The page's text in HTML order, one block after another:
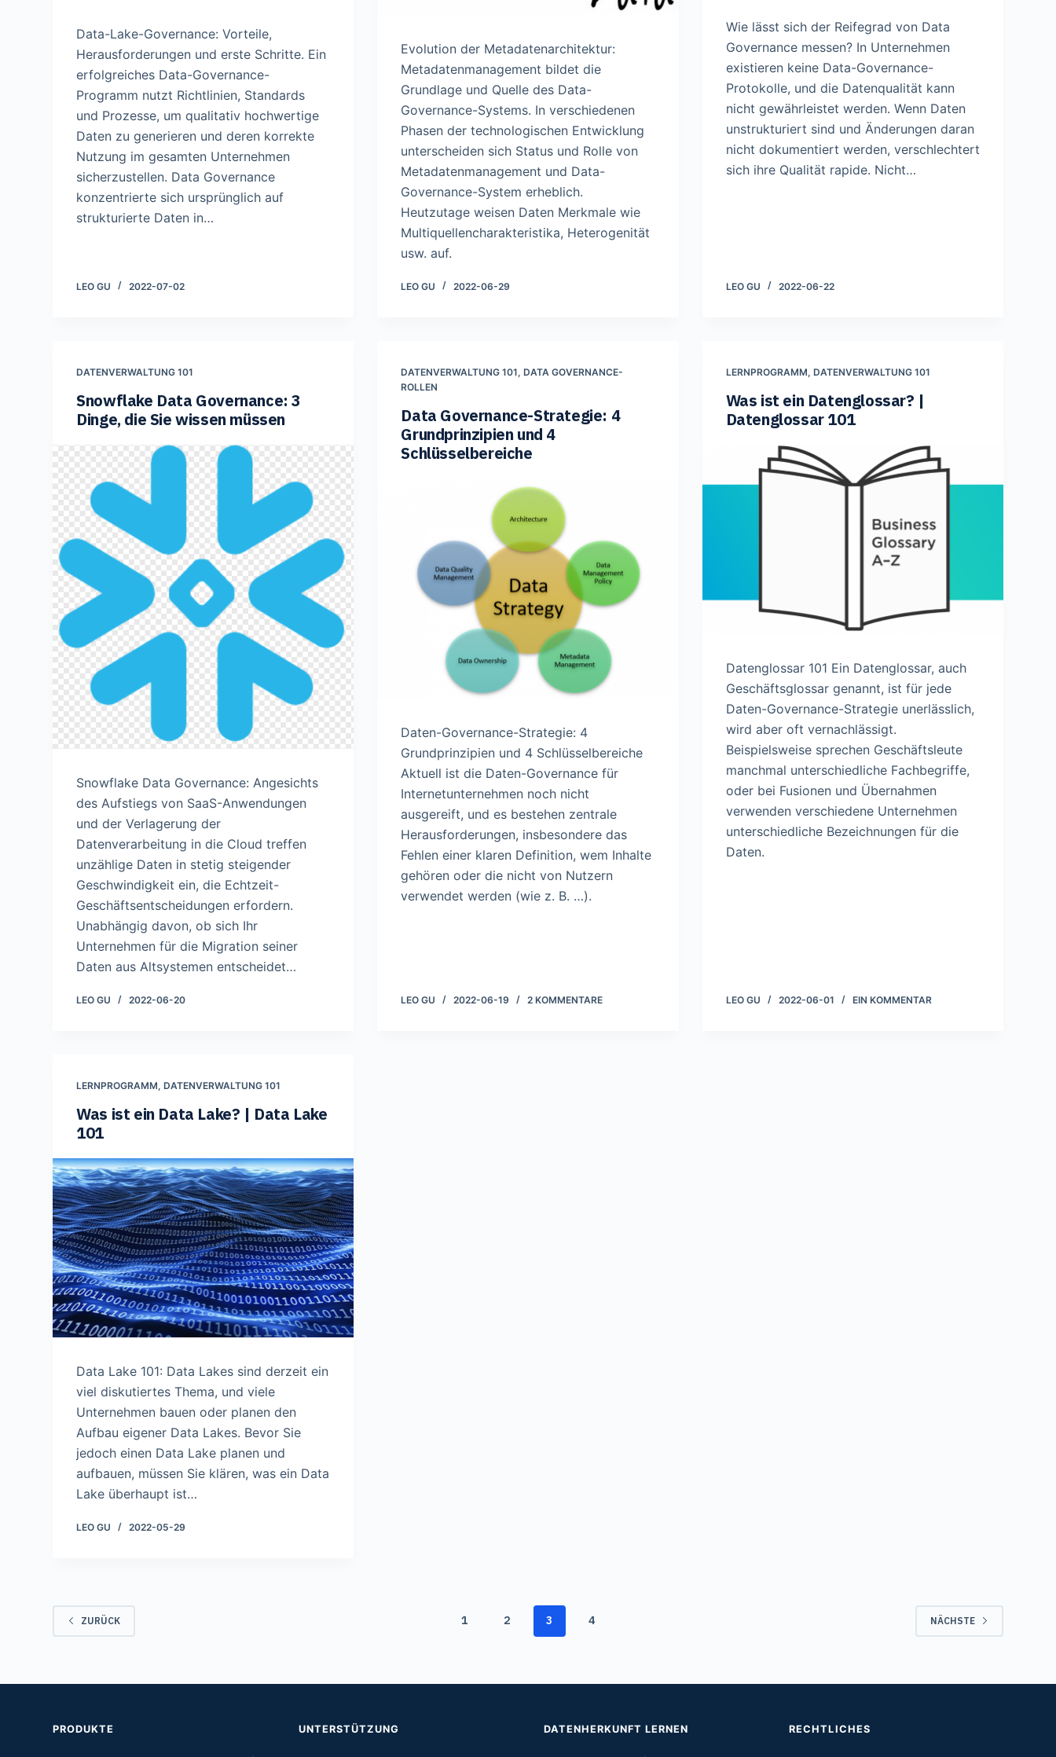
Data-Lake-Governance: Vorteile,
Herausforderungen und erste Schritte. Ein
erfolgreiches Data-Governance-
Programm nutzt Richtlinien, Standards
und Prozesse, um qualitativ hochwertige
Daten zu generieren und deren korrekte
Nutzung im gesamten Unternehmen
sicherzustellen. Data Governance
konzentrierte sich ursprünglich auf
strukturierte Daten in…
LEO GU 2022-07-02
Evolution der Metadatenarchitektur:
Metadatenmanagement bildet die
Grundlage und Quelle des Data-
Governance-Systems. In verschiedenen
Phasen der technologischen Entwicklung
unterscheiden sich Status und Rolle von
Metadatenmanagement und Data-
Governance-System erheblich.
Heutzutage weisen Daten Merkmale wie
Multiquellencharakteristika, Heterogenität
usw. auf.
LEO GU 2022-06-29
Wie lässt sich der Reifegrad von Data
Governance messen? In Unternehmen
existieren keine Data-Governance-
Protokolle, und die Datenqualität kann
nicht gewährleistet werden. Wenn Daten
unstrukturiert sind und Änderungen daran
nicht dokumentiert werden, verschlechtert
sich ihre Qualität rapide. Nicht…
LEO GU 2022-06-22
DATENVERWALTUNG 101
Snowflake Data Governance: 3
Dinge, die Sie wissen müssen
Snowflake Data Governance: Angesichts
des Aufstiegs von SaaS-Anwendungen
und der Verlagerung der
Datenverarbeitung in die Cloud treffen
unzählige Daten in stetig steigender
Geschwindigkeit ein, die Echtzeit-
Geschäftsentscheidungen erfordern.
Unabhängig davon, ob sich Ihr
Unternehmen für die Migration seiner
Daten aus Altsystemen entscheidet…
LEO GU 2022-06-20
DATENVERWALTUNG 101,DATA GOVERNANCE-
ROLLEN
Data Governance-Strategie: 4
Grundprinzipien und 4
Schlüsselbereiche
Daten-Governance-Strategie: 4
Grundprinzipien und 4 Schlüsselbereiche
Aktuell ist die Daten-Governance für
Internetunternehmen noch nicht
ausgereift, und es bestehen zentrale
Herausforderungen, insbesondere das
Fehlen einer klaren Definition, wem Inhalte
gehören oder die nicht von Nutzern
verwendet werden (wie z. B. …).
LEO GU 2022-06-19 2 KOMMENTARE
LERNPROGRAMM, DATENVERWALTUNG 101
Was ist ein Datenglossar? |
Datenglossar 101
Datenglossar 101 Ein Datenglossar, auch
Geschäftsglossar genannt, ist für jede
Daten-Governance-Strategie unerlässlich,
wird aber oft vernachlässigt.
Beispielsweise sprechen Geschäftsleute
manchmal unterschiedliche Fachbegriffe,
oder bei Fusionen und Übernahmen
verwenden verschiedene Unternehmen
unterschiedliche Bezeichnungen für die
Daten.
LEO GU 2022-06-01 EIN KOMMENTAR
LERNPROGRAMM,DATENVERWALTUNG 101
Was ist ein Data Lake? | Data Lake
101
Data Lake 101: Data Lakes sind derzeit ein
viel diskutiertes Thema, und viele
Unternehmen bauen oder planen den
Aufbau eigener Data Lakes. Bevor Sie
jedoch einen Data Lake planen und
aufbauen, müssen Sie klären, was ein Data
Lake überhaupt ist…
LEO GU 2022-05-29
ZURÜCK 1 2 3 4 NÄCHSTE
PRODUKTE UNTERSTÜTZUNG DATENHERKUNFT LERNEN RECHTLICHES